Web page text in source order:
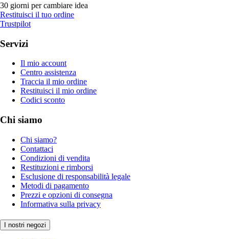
30 giorni per cambiare idea
Restituisci il tuo ordine
Trustpilot
Servizi
Il mio account
Centro assistenza
Traccia il mio ordine
Restituisci il mio ordine
Codici sconto
Chi siamo
Chi siamo?
Contattaci
Condizioni di vendita
Restituzioni e rimborsi
Esclusione di responsabilità legale
Metodi di pagamento
Prezzi e opzioni di consegna
Informativa sulla privacy
I nostri negozi